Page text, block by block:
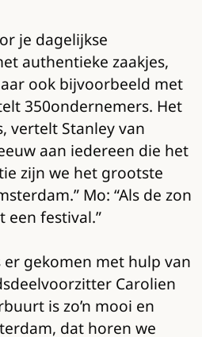
je dagelijkse
authentieke zaakjes,
ook bijvoorbeeld met
350ondernemers. Het
vertelt Stanley van
aan iedereen die het
zijn we het grootste
Mo: “Als de zon
een festival.”
gekomen met hulp van
Carolien
is zo’n mooi en
dat horen we